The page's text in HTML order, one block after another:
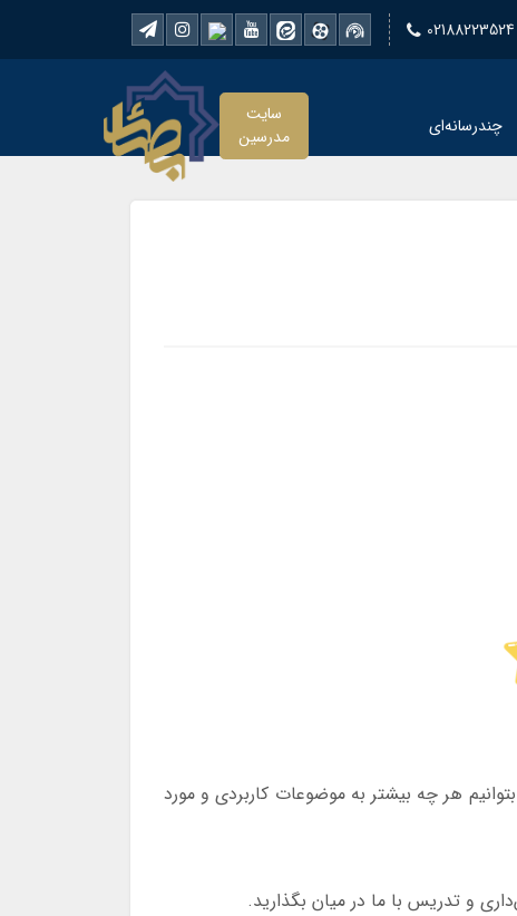
02188223524
چندرسانه‌ای
سایت
مدرسین
هر چه بیشتر به موضوعات کاربردی و مورد
و تدریس با ما در میان بگذارید.